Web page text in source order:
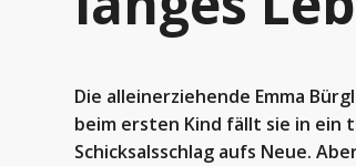
Die alleinerziehende Emma
beim ersten Kind fällt sie in ein
Schicksalsschlag aufs Neue.